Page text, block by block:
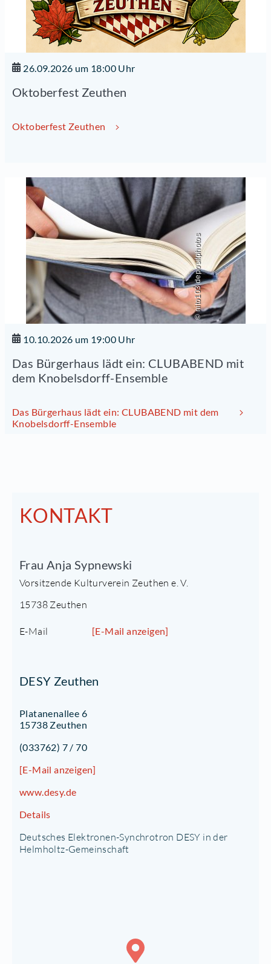
26.09.2026 um 18:00 Uhr
Oktoberfest Zeuthen
Oktoberfest Zeuthen
© nito103 depositphotos
10.10.2026 um 19:00 Uhr
Das Bürgerhaus lädt ein: CLUBABEND mit
dem Knobelsdorff-Ensemble
Das Bürgerhaus lädt ein: CLUBABEND mit dem
Knobelsdorff-Ensemble
KONTAKT
Frau Anja Sypnewski
Vorsitzende Kulturverein Zeuthen e. V.
15738 Zeuthen
E-Mail [E-Mail anzeigen]
DESY Zeuthen
Platanenallee 6
15738 Zeuthen
(033762) 7 / 70
[E-Mail anzeigen]
www.desy.de
Details
Deutsches Elektronen-Synchrotron DESY in der
Helmholtz-Gemeinschaft